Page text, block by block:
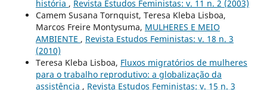
história , Revista Estudos Feministas: v. 11 n. 2 (2003)
Camem Susana Tornquist, Teresa Kleba Lisboa,
Marcos Freire Montysuma, MULHERES E MEIO
AMBIENTE , Revista Estudos Feministas: v. 18 n. 3
(2010)
Teresa Kleba Lisboa, Fluxos migratórios de mulheres
para o trabalho reprodutivo: a globalização da
assistência , Revista Estudos Feministas: v. 15 n. 3